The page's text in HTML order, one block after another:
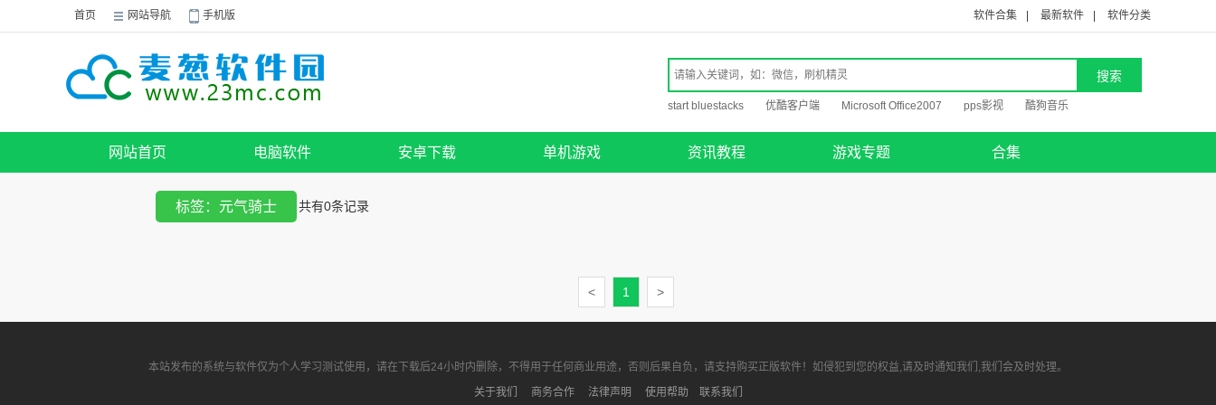
首页 网站导航 手机版 软件合集 最新软件 软件分类
start bluestacks 优酷客户端 Microsoft Office2007 pps影视 酷狗音乐
网站首页 电脑软件 安卓下载 单机游戏 资讯教程 游戏专题 合集
标签：元气骑士 共有0条记录
< 1 >
本站发布的系统与软件仅为个人学习测试使用，请在下载后24小时内删除，不得用于任何商业用途，否则后果自负，请支持购买正版软件！如侵犯到您的权益,请及时通知我们,我们会及时处理。
关于我们
商务合作 法律声明 使用帮助
联系我们